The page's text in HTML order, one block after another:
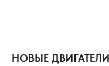
НОВЫЕ ДВИГАТЕЛИ